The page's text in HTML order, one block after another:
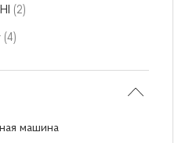
(2)
(4)
машина